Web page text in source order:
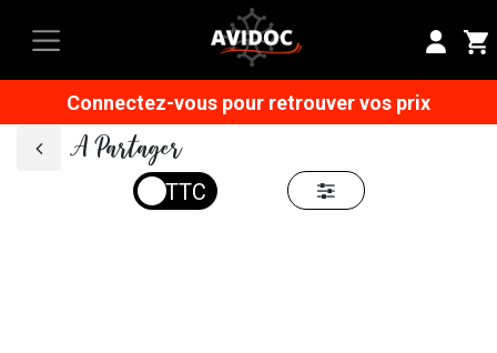
Connectez-vous pour retrouver vos prix
A Partager